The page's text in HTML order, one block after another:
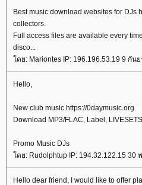
Best music download websites for DJs
collectors.
Full access files are available every
disco...
ดย: Mariontes IP: 196.196.53.19 9 กัน
Hello,
New club music https://0daymusic.org
Download MP3/FLAC, Label,
Promo Music DJs
ดย: Rudolphtup IP: 194.32.122.15 30
Hello dear friend, I would like to offer